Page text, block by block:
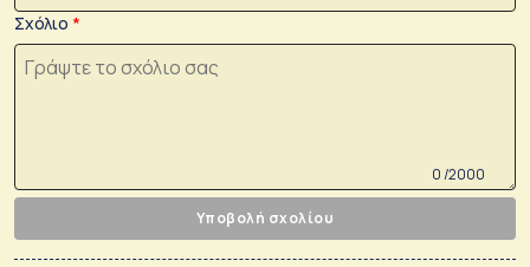
Σχόλιο
0 /2000
Υποβολή σχολίου